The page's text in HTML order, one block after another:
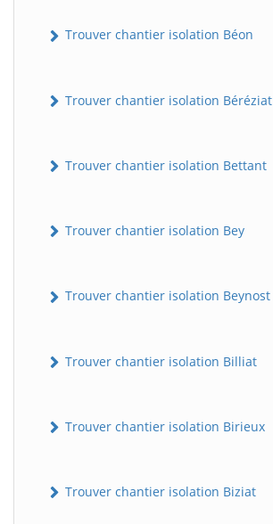
Trouver chantier isolation Béon
Trouver chantier isolation Béréziat
Trouver chantier isolation Bettant
Trouver chantier isolation Bey
Trouver chantier isolation Beynost
Trouver chantier isolation Billiat
Trouver chantier isolation Birieux
Trouver chantier isolation Biziat